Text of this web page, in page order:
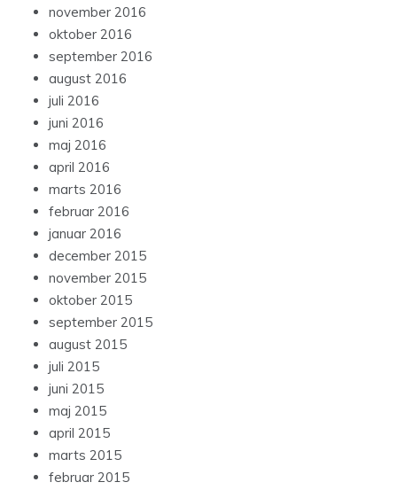
november 2016
oktober 2016
september 2016
august 2016
juli 2016
juni 2016
maj 2016
april 2016
marts 2016
februar 2016
januar 2016
december 2015
november 2015
oktober 2015
september 2015
august 2015
juli 2015
juni 2015
maj 2015
april 2015
marts 2015
februar 2015